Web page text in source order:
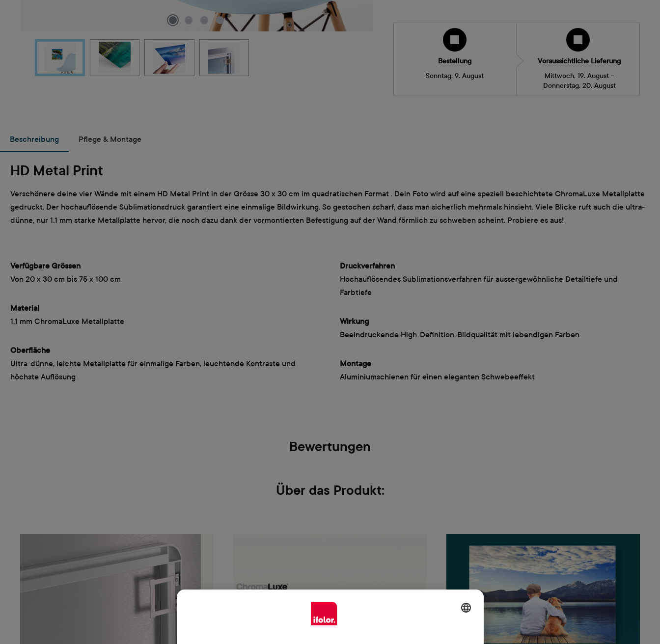
Bestellung
Sonntag, 9. August
Voraussichtliche Lieferung
Mittwoch, 19. August -
Donnerstag, 20. August
Beschreibung Pflege & Montage
HD Metal Print
Verschönere deine vier Wände mit einem HD Metal Print in der Grösse 30 x 30 cm im quadratischen Format . Dein Foto wird auf eine speziell beschichtete ChromaLuxe Metallplatte
gedruckt. Der hochauflösende Sublimationsdruck garantiert eine einmalige Bildwirkung. So gestochen scharf, dass man sicherlich mehrmals hinsieht. Viele Blicke ruft auch die ultra-
dünne, nur 1.1 mm starke Metallplatte hervor, die noch dazu dank der vormontierten Befestigung auf der Wand förmlich zu schweben scheint. Probiere es aus!
Verfügbare Grössen
Von 20 x 30 cm bis 75 x 100 cm
Material
1,1 mm ChromaLuxe Metallplatte
Oberfläche
Ultra-dünne, leichte Metallplatte für einmalige Farben, leuchtende Kontraste und
höchste Auflösung
Druckverfahren
Hochauflösendes Sublimationsverfahren für aussergewöhnliche Detailtiefe und
Farbtiefe
Wirkung
Beeindruckende High-Definition-Bildqualität mit lebendigen Farben
Montage
Aluminiumschienen für einen eleganten Schwebeeffekt
Bewertungen
Über das Produkt: